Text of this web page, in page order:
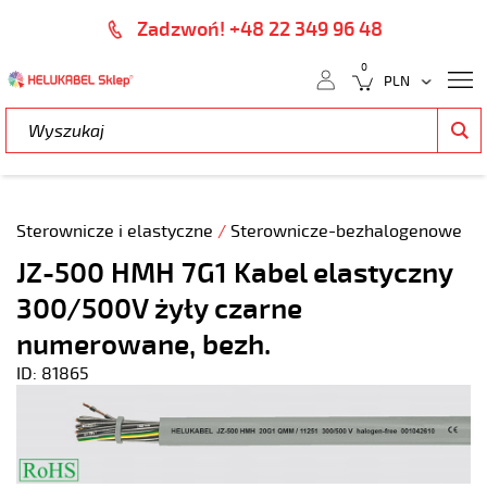
Zadzwoń! +48 22 349 96 48
0
Sterownicze i elastyczne / Sterownicze-bezhalogenowe
JZ-500 HMH 7G1 Kabel elastyczny
300/500V żyły czarne
numerowane, bezh.
ID: 81865